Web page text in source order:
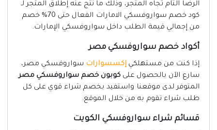
الرضا التام تجاه المتجر، وذلك ما نتج عنه إطلاق المتجر لـ
كود خصم سواروفسكي الامارات الفعال حتى 70% خصم
من إجمالي قيمة الطلب داخل سواروفسكي الإمارات.
أكواد خصم سواروفسكي مصر
إذا كنت من مستهلكي إكسسوارات سواروفسكي مصر،
سارع الآن بالحصول على كوبون خصم سواروفسكي مصر
المتوفر لدى موقعنا واستفيد بخصم شراء قوي على كل
طلب شراء تقوم به من خلال الموقع.
قسائم شراء سواروفسكي الكويت